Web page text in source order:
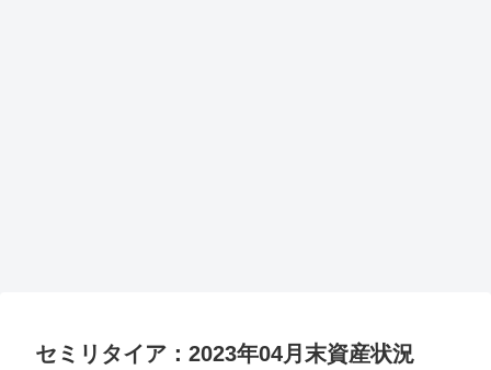
セミリタイア：2023年04月末資産状況